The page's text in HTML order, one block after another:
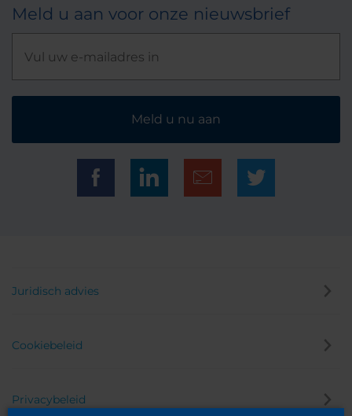
Meld u aan voor onze nieuwsbrief
Meld u nu aan
Juridisch advies
Cookiebeleid
Privacybeleid